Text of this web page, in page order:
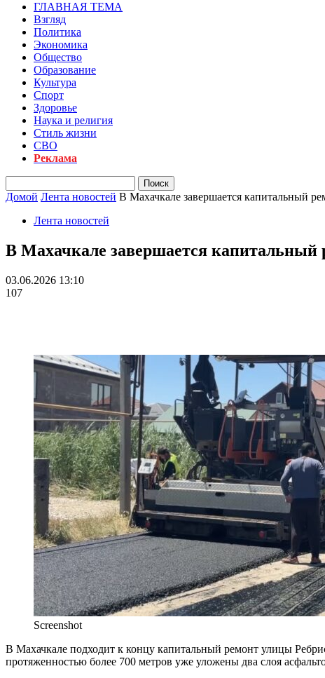
ГЛАВНАЯ ТЕМА
Взгляд
Политика
Экономика
Общество
Образование
Культура
Спорт
Здоровье
Наука и религия
Стиль жизни
СВО
Реклама
Домой Лента новостей В Махачкале завершается капитальный
Лента новостей
В Махачкале завершается капитальный
03.06.2026 13:10
107
Screenshot
В Махачкале подходит к концу капитальный ремонт улицы
протяженностью более 700 метров уже уложены два слоя